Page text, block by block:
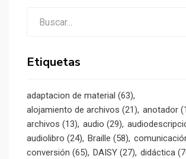
Etiquetas
adaptacion de material (63)
alojamiento de archivos (21) anotador
archivos (13) audio (29)
audiolibro (24) Braille (58)
conversión (65) DAISY (27) didáctica